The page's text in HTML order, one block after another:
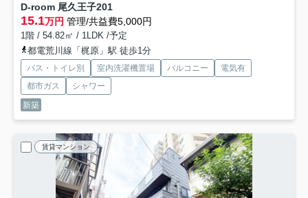
D-room 尾久王子201
15.1万円 管理/共益費5,000円
1階 / 54.82㎡ / 1LDK /予定
都電荒川線「梶原」駅 徒歩1分
バス・トイレ別 室内洗濯機置場 バルコニー
電気有
都市ガス
シャワー
新築
賃貸マンション